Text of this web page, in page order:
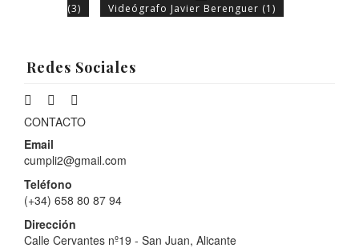
(3)
Videógrafo Javier Berenguer (1)
Redes Sociales
CONTACTO
Email
cumpli2@gmail.com
Teléfono
(+34) 658 80 87 94
Dirección
Calle Cervantes nº19 - San Juan, Alicante